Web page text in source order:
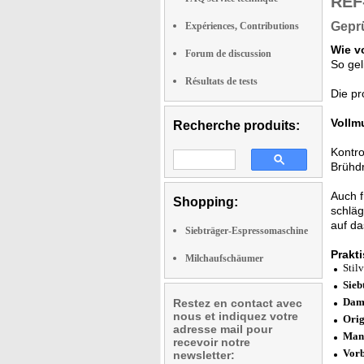
Expériences, Contributions
Forum de discussion
Résultats de tests
Recherche produits:
Shopping:
Siebträger-Espressomaschine
Milchaufschäumer
Restez en contact avec
nous et indiquez votre
adresse mail pour
recevoir notre
newsletter:
Wie
So
Die
Auch
auf